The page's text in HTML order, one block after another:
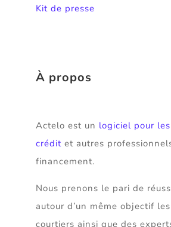
Kit de presse
À propos
Actelo est un logiciel pour
crédit et autres
financement.
Nous prenons le pari de
autour d’un même objectif
courtiers ainsi que des